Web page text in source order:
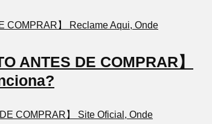
ANTES DE COMPRAR】